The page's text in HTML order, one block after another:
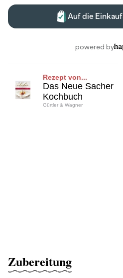
Rezept von...
Das Neue Sacher
Kochbuch
Gürtler & Wagner
Zubereitung